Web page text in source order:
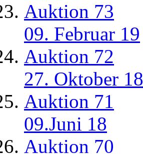
Auktion 73
09. Februar 19
Auktion 72
27. Oktober 18
Auktion 71
09.Juni 18
Auktion 70